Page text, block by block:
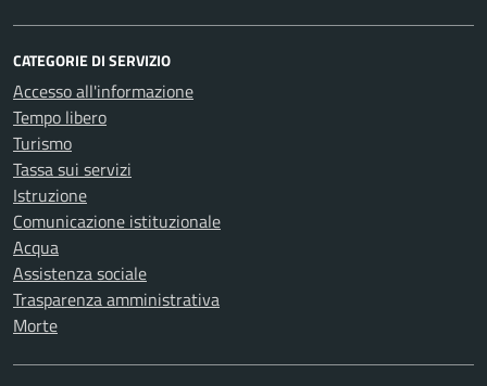
CATEGORIE DI SERVIZIO
Accesso all'informazione
Tempo libero
Turismo
Tassa sui servizi
Istruzione
Comunicazione istituzionale
Acqua
Assistenza sociale
Trasparenza amministrativa
Morte